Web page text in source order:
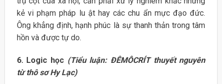
kẻ vi phạm pháp lu ật hay các chu ẩn mực đạo đức.
Ông khẳng định, hạnh phúc là sự thanh thản trong tâm
hồn và được tự do.
6. Logic học (Tiểu luận: ĐÊMÔCRÍT thuyết nguyên
từ thô sơ Hy Lạc)